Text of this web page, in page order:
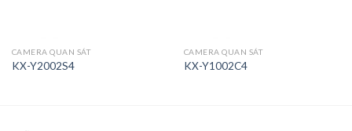
CAMERA QUAN SÁT
KX-Y2002S4
CAMERA QUAN SÁT
KX-Y1002C4